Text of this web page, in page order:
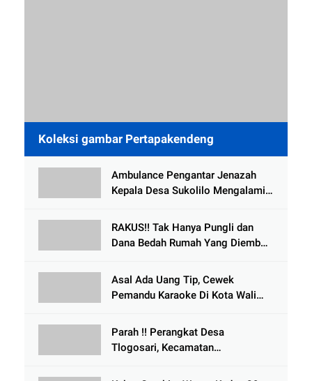
Koleksi gambar Pertapakendeng
Ambulance Pengantar Jenazah
Kepala Desa Sukolilo Mengalami
Meninggal Dunia
RAKUS!! Tak Hanya Pungli dan
Dana Bedah Rumah Yang Diembat,
Tlogowungu, di Duga
Selewengkan Bantuan Mushola
Asal Ada Uang Tip, Cewek
Pemandu Karaoke Di Kota Wali
Parah !! Perangkat Desa
Tlogosari, Kecamatan
Rumah dari BAZNAS